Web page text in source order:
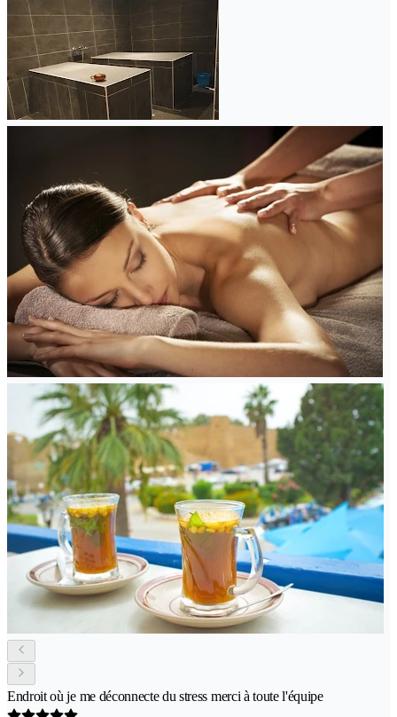
Endroit où je me déconnecte du stress merci à toute l'équipe